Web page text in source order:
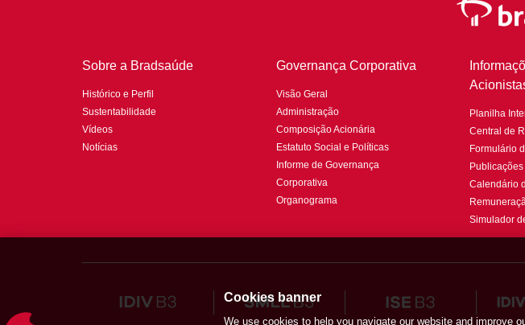
Sobre a Bradsaúde
Histórico e Perfil
Sustentabilidade
Vídeos
Notícias
Governança Corporativa
Visão Geral
Administração
Composição Acionária
Estatuto Social e Políticas
Informe de Governança
Corporativa
Organograma
Planilha
Central de
Formulário
Calendário
Simulador
Cookies banner
We use cookies to help you navigate our website and improve